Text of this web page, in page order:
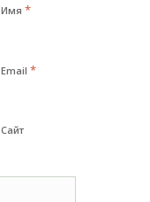
Имя *
Email *
Сайт